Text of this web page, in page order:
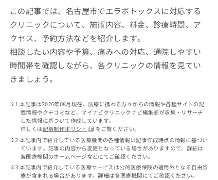
この記事では、名古屋市でエラボトックスに対応する
クリニックについて、施術内容、料金、診療時間、ア
クセス、予約方法などを紹介します。
相談したい内容や予算、痛みへの対応、通院しやすい
時間帯を確認しながら、各クリニックの情報を見てい
きましょう。
本記事は2026年08月現在、医療に携わる方々からの情報や各種サイトの記
載情報やクチコミなど、マイナビクリニックナビ編集部が収集・リサーチ
した情報に基づいて作成しています。
詳しくは記事制作ポリシー
をご覧ください。
本記事内で紹介している医療機関の各種情報は記事作成時点の情報に基づい
ています。記事の内容から変更となっている場合がありますので、詳細は
各医療機関のホームページなどにてご確認ください。
本記事内で紹介している医療サービスは公的医療保険の適用外となる自由診
療が含まれる場合があります。詳細は各医療機関にてご確認ください。
クナ
ビサ
イト
お問
合せ
フォ
ーム
りま
ニッ
クの
約・
症状
のご
相談
など
はで
の
ご
求
は
こ
ち
ら
無
拡
お
お
問
い
合
わ
せ
は
こ
の
求
合